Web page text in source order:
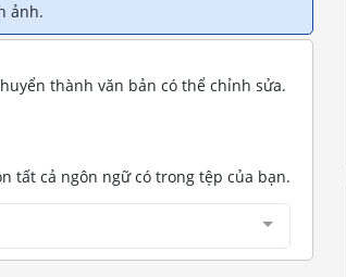
ảnh.
thành văn bản có thể chỉnh sửa.
tất cả ngôn ngữ có trong tệp của bạn.